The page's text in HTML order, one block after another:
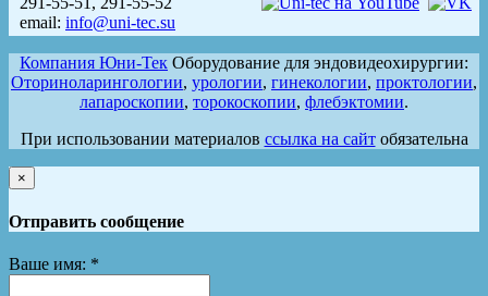
email: info@uni-tec.su
Компания Юни-Тек Оборудование для эндовидеохирургии:
Оториноларингологии, урологии, гинекологии, проктологии,
лапароскопии, торокоскопии, флебэктомии.
При использовании материалов ссылка на сайтобязательна
×
Отправить сообщение
Ваше имя: *